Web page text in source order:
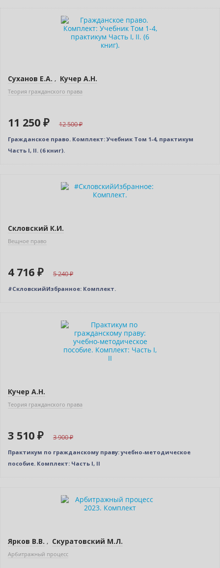
–10% (скидка 1250 ₽)
Суханов Е.А. , Кучер А.Н.
Теория гражданского права
11 250 ₽ 12 500
Гражданское право. Комплект: Учебник Том 1-4, практикум
Часть I, II. (6 книг).
–10% (скидка 524 ₽)
Скловский К.И.
Вещное право
4 716 ₽ 5 240
#СкловскийИзбранное: Комплект.
–10% (скидка 390 ₽)
Кучер А.Н.
Теория гражданского права
3 510 ₽ 3 900
Практикум по гражданскому праву: учебно-методическое
пособие. Комплект: Часть I, II
–10% (скидка 304 ₽)
Ярков В.В. , Скуратовский М.Л.
Арбитражный процесс